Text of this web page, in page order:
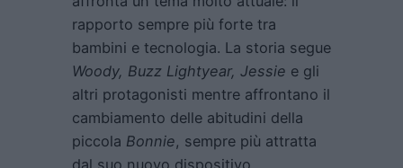
rapporto sempre più forte tra
bambini e tecnologia. La storia segue
Woody, Buzz Lightyear, Jessie e gli
altri protagonisti mentre affrontano il
cambiamento delle abitudini della
piccola Bonnie, sempre più attratta
dal suo nuovo dispositivo